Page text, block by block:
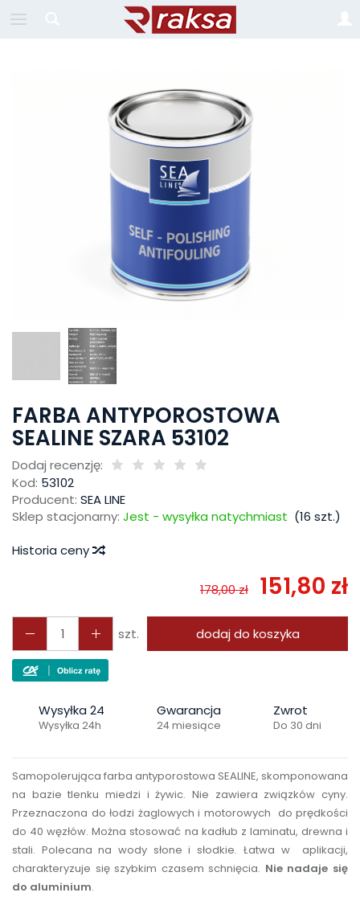
FARBA ANTYPOROSTOWA
SEALINE SZARA 53102
Dodaj recenzję:
Kod: 53102
Producent: SEA LINE
Sklep stacjonarny: Jest - wysyłka natychmiast (16 szt.)
Historia ceny
178,00 zł 151,80 zł
szt. dodaj do koszyka
Wysyłka 24
Wysyłka 24h
Gwarancja
24 miesiące
Zwrot
Do 30 dni
Samopolerująca farba antyporostowa SEALINE, skomponowana
na bazie tlenku miedzi i żywic. Nie zawiera związków cyny.
Przeznaczona do łodzi żaglowych i motorowych do prędkości
do 40 węzłów. Można stosować na kadłub z laminatu, drewna i
stali. Polecana na wody słone i słodkie. Łatwa w aplikacji,
charakteryzuje się szybkim czasem schnięcia. Nie nadaje się
do aluminium.